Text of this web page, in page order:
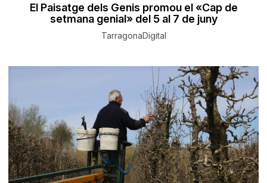
El Paisatge dels Genis promou el «Cap de
setmana genial» del 5 al 7 de juny
TarragonaDigital